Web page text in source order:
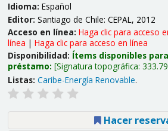
Idioma: Español
Editor: Santiago de Chile: CEPAL, 2012
Acceso en línea: Haga clic para acceso
línea | Haga clic para acceso en línea
Disponibilidad: Ítems disponibles para
préstamo: Signatura topográfica:
Listas: Caribe-Energía Renovable.
Hacer